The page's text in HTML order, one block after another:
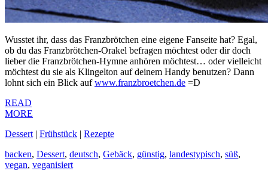
Wusstet ihr, dass das Franzbrötchen eine eigene Fanseite hat? Egal,
ob du das Franzbrötchen-Orakel befragen möchtest oder dir doch
lieber die Franzbrötchen-Hymne anhören möchtest… oder vielleicht
möchtest du sie als Klingelton auf deinem Handy benutzen? Dann
lohnt sich ein Blick aufwww.franzbroetchen.de =D
READ
MORE
Dessert | Frühstück | Rezepte
backen, Dessert, deutsch, Gebäck, günstig, landestypisch, süß,
vegan, veganisiert